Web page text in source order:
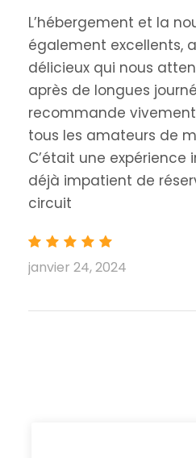
L’hébergement et la
également excellents,
délicieux qui nous
après de longues
recommande
tous les amateurs de
C’était une expérience
déjà impatient de
circuit
janvier 24, 2024